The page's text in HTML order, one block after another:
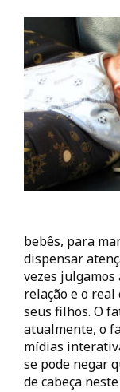
bebês, para
dispensar
vezes julgamos
relação e o
seus filhos. O
atualmente, o
mídias
se pode negar
de cabeça